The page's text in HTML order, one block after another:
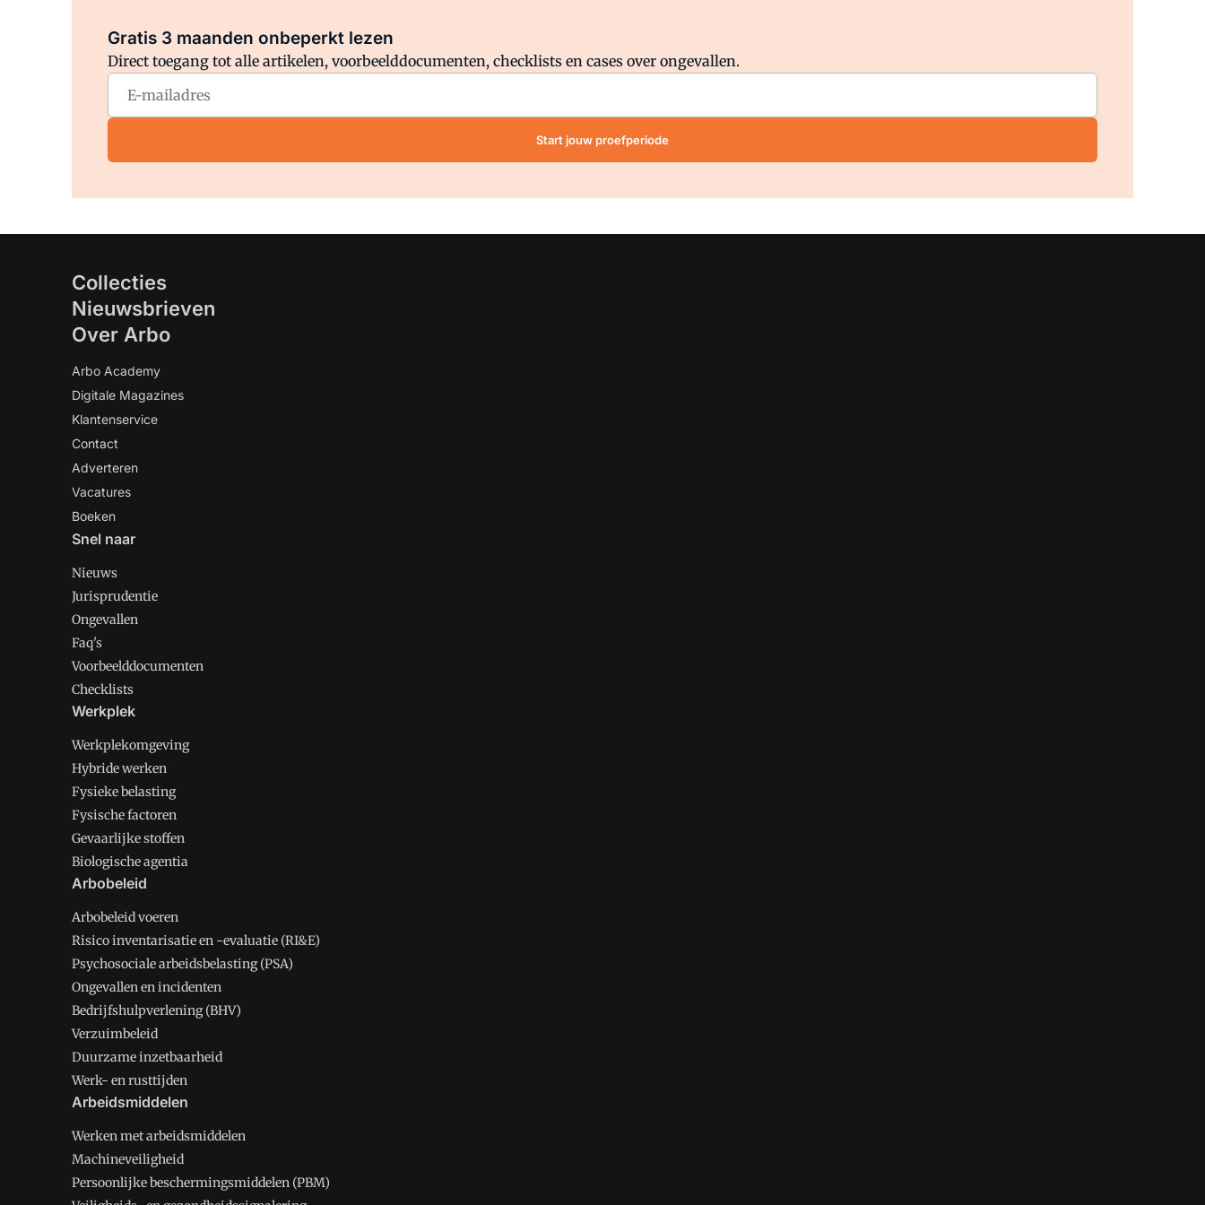
Gratis 3 maanden onbeperkt lezen
Direct toegang tot alle artikelen, voorbeelddocumenten, checklists en cases over ongevallen.
Start jouw proefperiode
Collecties
Nieuwsbrieven
Over Arbo
Arbo Academy
Digitale Magazines
Klantenservice
Contact
Adverteren
Vacatures
Boeken
Snel naar
Nieuws
Jurisprudentie
Ongevallen
Faq's
Voorbeelddocumenten
Checklists
Werkplek
Werkplekomgeving
Hybride werken
Fysieke belasting
Fysische factoren
Gevaarlijke stoffen
Biologische agentia
Arbobeleid
Arbobeleid voeren
Risico inventarisatie en -evaluatie (RI&E)
Psychosociale arbeidsbelasting (PSA)
Ongevallen en incidenten
Bedrijfshulpverlening (BHV)
Verzuimbeleid
Duurzame inzetbaarheid
Werk- en rusttijden
Arbeidsmiddelen
Werken met arbeidsmiddelen
Machineveiligheid
Persoonlijke beschermingsmiddelen (PBM)